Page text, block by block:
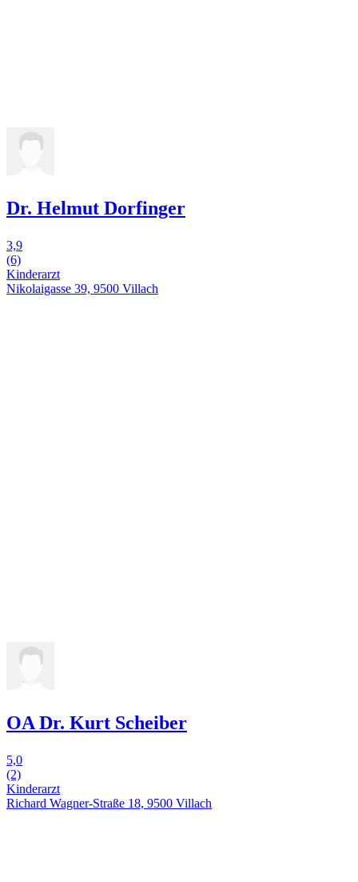
Dr. Helmut Dorfinger
3,9
(6)
Kinderarzt
Nikolaigasse 39, 9500 Villach
OA Dr. Kurt Scheiber
5,0
(2)
Kinderarzt
Richard Wagner-Straße 18, 9500 Villach